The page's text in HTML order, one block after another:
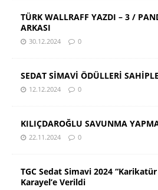
TÜRK WALLRAFF YAZDI – 3 /
ARKASI
30.12.2024 0
SEDAT SİMAVİ ÖDÜLLERİ
12.12.2024 0
KILIÇDAROĞLU SAVUNMA
22.11.2024 0
TGC Sedat Simavi 2024
Karayel’e Verildi